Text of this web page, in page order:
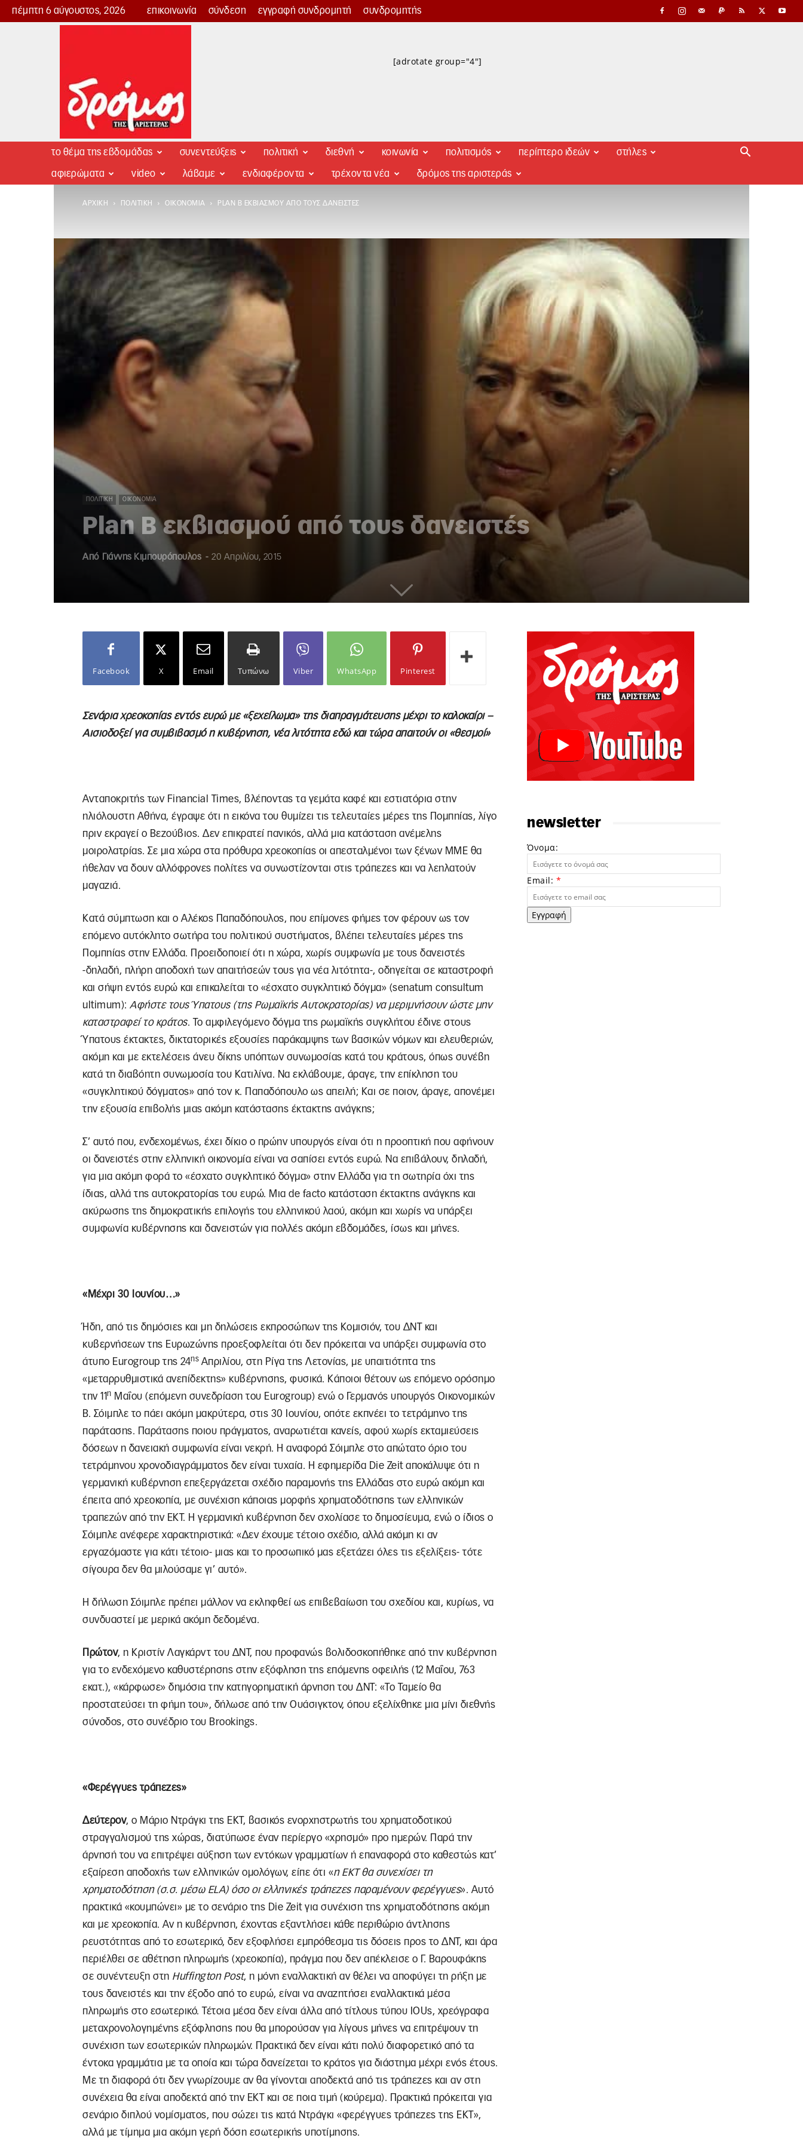
πέμπτη 6 αύγουστος, 2026 επικοινωνία σύνδεση εγγραφή συνδρομητή συνδρομητής
Δρόμος
[adrotate group="4"]
το θέμα της εβδομάδας συνεντεύξεις πολιτική διεθνή κοινωνία πολιτισμός περίπτερο ιδεών στήλες
αφιερώματα video λάβαμε ενδιαφέροντα τρέχοντα νέα δρόμος της αριστεράς
ΑΡΧΙΚΉ ΠΟΛΙΤΙΚΉ ΟΙΚΟΝΟΜΊΑ PLAN B ΕΚΒΙΑΣΜΟΎ ΑΠΌ ΤΟΥΣ ΔΑΝΕΙΣΤΈΣ
ΠΟΛΙΤΙΚΉ ΟΙΚΟΝΟΜΊΑ
Plan B εκβιασμού από τους δανειστές
Από Γιάννης Κιμπουρόπουλος - 20 Απριλίου, 2015
Facebook X Email Τυπώνω Viber WhatsApp Pinterest
Σενάρια χρεοκοπίας εντός ευρώ με «ξεχείλωμα» της διαπραγμάτευσης μέχρι το καλοκαίρι –
Αισιοδοξεί για συμβιβασμό η κυβέρνηση, νέα λιτότητα εδώ και τώρα απαιτούν οι «θεσμοί»
Ανταποκριτής των Financial Times, βλέποντας τα γεμάτα καφέ και εστιατόρια στην
ηλιόλουστη Αθήνα, έγραψε ότι η εικόνα του θυμίζει τις τελευταίες μέρες της Πομπηίας, λίγο
πριν εκραγεί ο Βεζούβιος. Δεν επικρατεί πανικός, αλλά μια κατάσταση ανέμελης
μοιρολατρίας. Σε μια χώρα στα πρόθυρα χρεοκοπίας οι απεσταλμένοι των ξένων ΜΜΕ θα
ήθελαν να δουν αλλόφρονες πολίτες να συνωστίζονται στις τράπεζες και να λεηλατούν
μαγαζιά.
Κατά σύμπτωση και ο Αλέκος Παπαδόπουλος, που επίμονες φήμες τον φέρουν ως τον
επόμενο αυτόκλητο σωτήρα του πολιτικού συστήματος, βλέπει τελευταίες μέρες της
Πομπηίας στην Ελλάδα. Προειδοποιεί ότι η χώρα, χωρίς συμφωνία με τους δανειστές
-δηλαδή, πλήρη αποδοχή των απαιτήσεών τους για νέα λιτότητα-, οδηγείται σε καταστροφή
και σήψη εντός ευρώ και επικαλείται το «έσχατο συγκλητικό δόγμα» (senatum consultum
ultimum): Aφήστε τους Ύπατους (της Ρωμαϊκής Αυτοκρατορίας) να μεριμνήσουν ώστε μην
καταστραφεί το κράτος. Το αμφιλεγόμενο δόγμα της ρωμαϊκής συγκλήτου έδινε στους
Ύπατους έκτακτες, δικτατορικές εξουσίες παράκαμψης των βασικών νόμων και ελευθεριών,
ακόμη και με εκτελέσεις άνευ δίκης υπόπτων συνωμοσίας κατά του κράτους, όπως συνέβη
κατά τη διαβόητη συνωμοσία του Κατιλίνα. Να εκλάβουμε, άραγε, την επίκληση του
«συγκλητικού δόγματος» από τον κ. Παπαδόπουλο ως απειλή; Και σε ποιον, άραγε, απονέμει
την εξουσία επιβολής μιας ακόμη κατάστασης έκτακτης ανάγκης;
Σ’ αυτό που, ενδεχομένως, έχει δίκιο ο πρώην υπουργός είναι ότι η προοπτική που αφήνουν
οι δανειστές στην ελληνική οικονομία είναι να σαπίσει εντός ευρώ. Να επιβάλουν, δηλαδή,
για μια ακόμη φορά το «έσχατο συγκλητικό δόγμα» στην Ελλάδα για τη σωτηρία όχι της
ίδιας, αλλά της αυτοκρατορίας του ευρώ. Μια de facto κατάσταση έκτακτης ανάγκης και
ακύρωσης της δημοκρατικής επιλογής του ελληνικού λαού, ακόμη και χωρίς να υπάρξει
συμφωνία κυβέρνησης και δανειστών για πολλές ακόμη εβδομάδες, ίσως και μήνες.
«Μέχρι 30 Ιουνίου…»
Ήδη, από τις δημόσιες και μη δηλώσεις εκπροσώπων της Κομισιόν, του ΔΝΤ και
κυβερνήσεων της Ευρωζώνης προεξοφλείται ότι δεν πρόκειται να υπάρξει συμφωνία στο
άτυπο Eurogroup της 24ης Απριλίου, στη Ρίγα της Λετονίας, με υπαιτιότητα της
«μεταρρυθμιστικά ανεπίδεκτης» κυβέρνησης, φυσικά. Κάποιοι θέτουν ως επόμενο ορόσημο
την 11η Μαΐου (επόμενη συνεδρίαση του Eurogroup) ενώ ο Γερμανός υπουργός Οικονομικών
Β. Σόιμπλε το πάει ακόμη μακρύτερα, στις 30 Ιουνίου, οπότε εκπνέει το τετράμηνο της
παράτασης. Παράτασης ποιου πράγματος, αναρωτιέται κανείς, αφού χωρίς εκταμιεύσεις
δόσεων η δανειακή συμφωνία είναι νεκρή. Η αναφορά Σόιμπλε στο απώτατο όριο του
τετράμηνου χρονοδιαγράμματος δεν είναι τυχαία. Η εφημερίδα Die Zeit αποκάλυψε ότι η
γερμανική κυβέρνηση επεξεργάζεται σχέδιο παραμονής της Ελλάδας στο ευρώ ακόμη και
έπειτα από χρεοκοπία, με συνέχιση κάποιας μορφής χρηματοδότησης των ελληνικών
τραπεζών από την ΕΚΤ. Η γερμανική κυβέρνηση δεν σχολίασε το δημοσίευμα, ενώ ο ίδιος ο
Σόιμπλε ανέφερε χαρακτηριστικά: «Δεν έχουμε τέτοιο σχέδιο, αλλά ακόμη κι αν
εργαζόμαστε για κάτι τέτοιο- μιας και το προσωπικό μας εξετάζει όλες τις εξελίξεις- τότε
σίγουρα δεν θα μιλούσαμε γι’ αυτό».
Η δήλωση Σόιμπλε πρέπει μάλλον να εκληφθεί ως επιβεβαίωση του σχεδίου και, κυρίως, να
συνδυαστεί με μερικά ακόμη δεδομένα.
Πρώτον, η Κριστίν Λαγκάρντ του ΔΝΤ, που προφανώς βολιδοσκοπήθηκε από την κυβέρνηση
για το ενδεχόμενο καθυστέρησης στην εξόφληση της επόμενης οφειλής (12 Μαΐου, 763
εκατ.), «κάρφωσε» δημόσια την κατηγορηματική άρνηση του ΔΝΤ: «Το Ταμείο θα
προστατεύσει τη φήμη του», δήλωσε από την Ουάσιγκτον, όπου εξελίχθηκε μια μίνι διεθνής
σύνοδος, στο συνέδριο του Brookings.
«Φερέγγυες τράπεζες»
Δεύτερον, ο Μάριο Ντράγκι της ΕΚΤ, βασικός ενορχηστρωτής του χρηματοδοτικού
στραγγαλισμού της χώρας, διατύπωσε έναν περίεργο «χρησμό» προ ημερών. Παρά την
άρνησή του να επιτρέψει αύξηση των εντόκων γραμματίων ή επαναφορά στο καθεστώς κατ’
εξαίρεση αποδοχής των ελληνικών ομολόγων, είπε ότι «η ΕΚΤ θα συνεχίσει τη
χρηματοδότηση (σ.σ. μέσω ELA) όσο οι ελληνικές τράπεζες παραμένουν φερέγγυες». Αυτό
πρακτικά «κουμπώνει» με το σενάριο της Die Zeit για συνέχιση της χρηματοδότησης ακόμη
και με χρεοκοπία. Αν η κυβέρνηση, έχοντας εξαντλήσει κάθε περιθώριο άντλησης
ρευστότητας από το εσωτερικό, δεν εξοφλήσει εμπρόθεσμα τις δόσεις προς το ΔΝΤ, και άρα
περιέλθει σε αθέτηση πληρωμής (χρεοκοπία), πράγμα που δεν απέκλεισε ο Γ. Βαρουφάκης
σε συνέντευξη στη Huffington Post, η μόνη εναλλακτική αν θέλει να αποφύγει τη ρήξη με
τους δανειστές και την έξοδο από το ευρώ, είναι να αναζητήσει εναλλακτικά μέσα
πληρωμής στο εσωτερικό. Τέτοια μέσα δεν είναι άλλα από τίτλους τύπου IOUs, χρεόγραφα
μεταχρονολογημένης εξόφλησης που θα μπορούσαν για λίγους μήνες να επιτρέψουν τη
συνέχιση των εσωτερικών πληρωμών. Πρακτικά δεν είναι κάτι πολύ διαφορετικό από τα
έντοκα γραμμάτια με τα οποία και τώρα δανείζεται το κράτος για διάστημα μέχρι ενός έτους.
Με τη διαφορά ότι δεν γνωρίζουμε αν θα γίνονται αποδεκτά από τις τράπεζες και αν στη
συνέχεια θα είναι αποδεκτά από την ΕΚΤ και σε ποια τιμή (κούρεμα). Πρακτικά πρόκειται για
σενάριο διπλού νομίσματος, που σώζει τις κατά Ντράγκι «φερέγγυες τράπεζες της ΕΚΤ»,
αλλά με τίμημα μια ακόμη γερή δόση εσωτερικής υποτίμησης.
newsletter
Όνομα:
Email: *
Εγγραφή